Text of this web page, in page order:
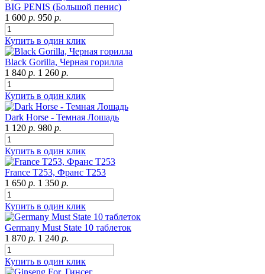
BIG PENIS (Большой пенис)
1 600 р. 950 р.
Купить в один клик
Black Gorilla, Черная горилла
1 840 р. 1 260 р.
Купить в один клик
Dark Horse - Темная Лошадь
1 120 р. 980 р.
Купить в один клик
France T253, Франс Т253
1 650 р. 1 350 р.
Купить в один клик
Germany Must State 10 таблеток
1 870 р. 1 240 р.
Купить в один клик